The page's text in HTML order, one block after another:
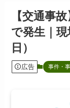
【交通事
で発生｜
日）
広告 事件・